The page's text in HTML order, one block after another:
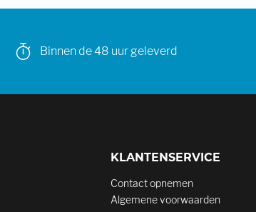
Binnen de 48 uur geleverd
KLANTENSERVICE
Contact opnemen
Algemene voorwaarden